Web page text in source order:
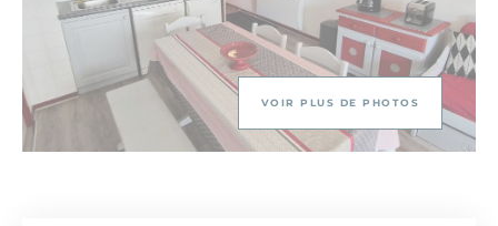
VOIR PLUS DE PHOTOS